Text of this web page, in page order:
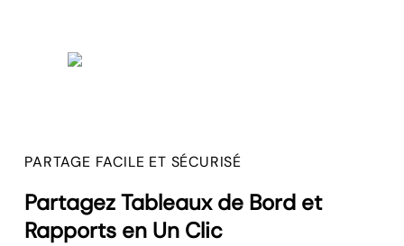
PARTAGE FACILE ET SÉCURISÉ
Partagez Tableaux de Bord et
Rapports en Un Clic